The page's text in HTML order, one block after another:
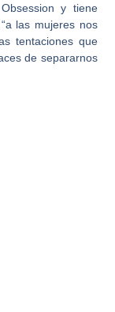
y tiene
las mujeres nos
tentaciones que
de separarnos